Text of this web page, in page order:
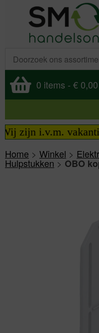
0 items - € 0,00
i.v.m. vakantie
Home > Winkel >
Hulpstukken>OBO